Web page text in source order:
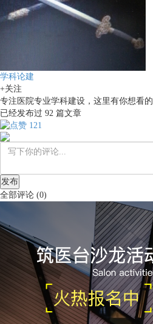
学科论建
+关注
专注医院专业学科建设，这里有你想看的
已经发布过 92 篇文章
121
发布
全部评论 (0)